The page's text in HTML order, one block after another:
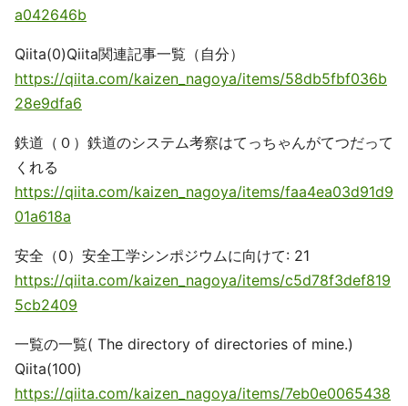
a042646b
Qiita(0)Qiita関連記事一覧（自分）
https://qiita.com/kaizen_nagoya/items/58db5fbf036b
28e9dfa6
鉄道（０）鉄道のシステム考察はてっちゃんがてつだって
くれる
https://qiita.com/kaizen_nagoya/items/faa4ea03d91d9
01a618a
安全（0）安全工学シンポジウムに向けて: 21
https://qiita.com/kaizen_nagoya/items/c5d78f3def819
5cb2409
一覧の一覧( The directory of directories of mine.)
Qiita(100)
https://qiita.com/kaizen_nagoya/items/7eb0e0065438